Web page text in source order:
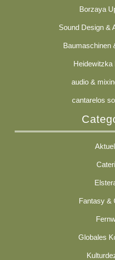
Borzaya
Sound Design &
Baumaschinen
Heidewitzka
audio &
cantarelos
Fantasy &
Globales